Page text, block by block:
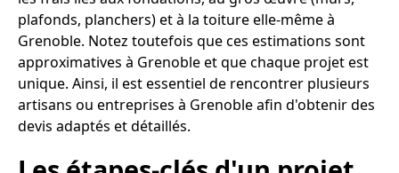
plafonds, planchers) et à la toiture elle-même à
Grenoble. Notez toutefois que ces estimations sont
approximatives à Grenoble et que chaque projet est
unique. Ainsi, il est essentiel de rencontrer plusieurs
artisans ou entreprises à Grenoble afin d'obtenir des
devis adaptés et détaillés.